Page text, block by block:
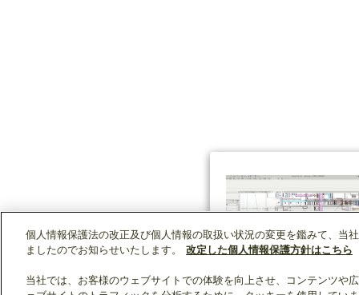
個人情報保護法の改正及び個人情報の取扱い状況の変更を鑑みて、当
ましたのでお知らせいたします。
改定した個人情報保護方針はこちら
当社では、お客様のウェブサイトでの体験を向上させ、コンテンツや